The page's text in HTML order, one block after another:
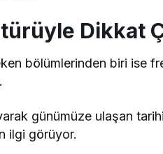
Dikkat
bölümlerinden biri ise
günümüze ulaşan
ilgi görüyor.